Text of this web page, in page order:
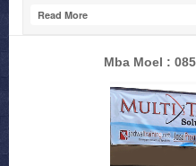
Read More
Mba Moel :